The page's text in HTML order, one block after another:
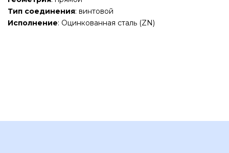
Тип соединения: винтовой
Исполнение: Оцинкованная сталь (ZN)